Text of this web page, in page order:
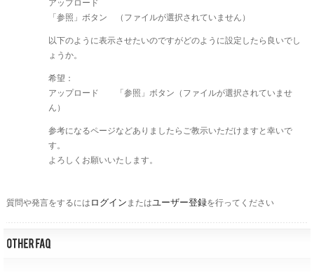
アップロード
「参照」ボタン （ファイルが選択されていません）
以下のように表示させたいのですがどのように設定したら良いでし
ょうか。
希望：
アップロード 「参照」ボタン（ファイルが選択されていませ
ん）
参考になるページなどありましたらご教示いただけますと幸いで
す。
よろしくお願いいたします。
質問や発言をするには ログイン またはユーザー登録を行ってください